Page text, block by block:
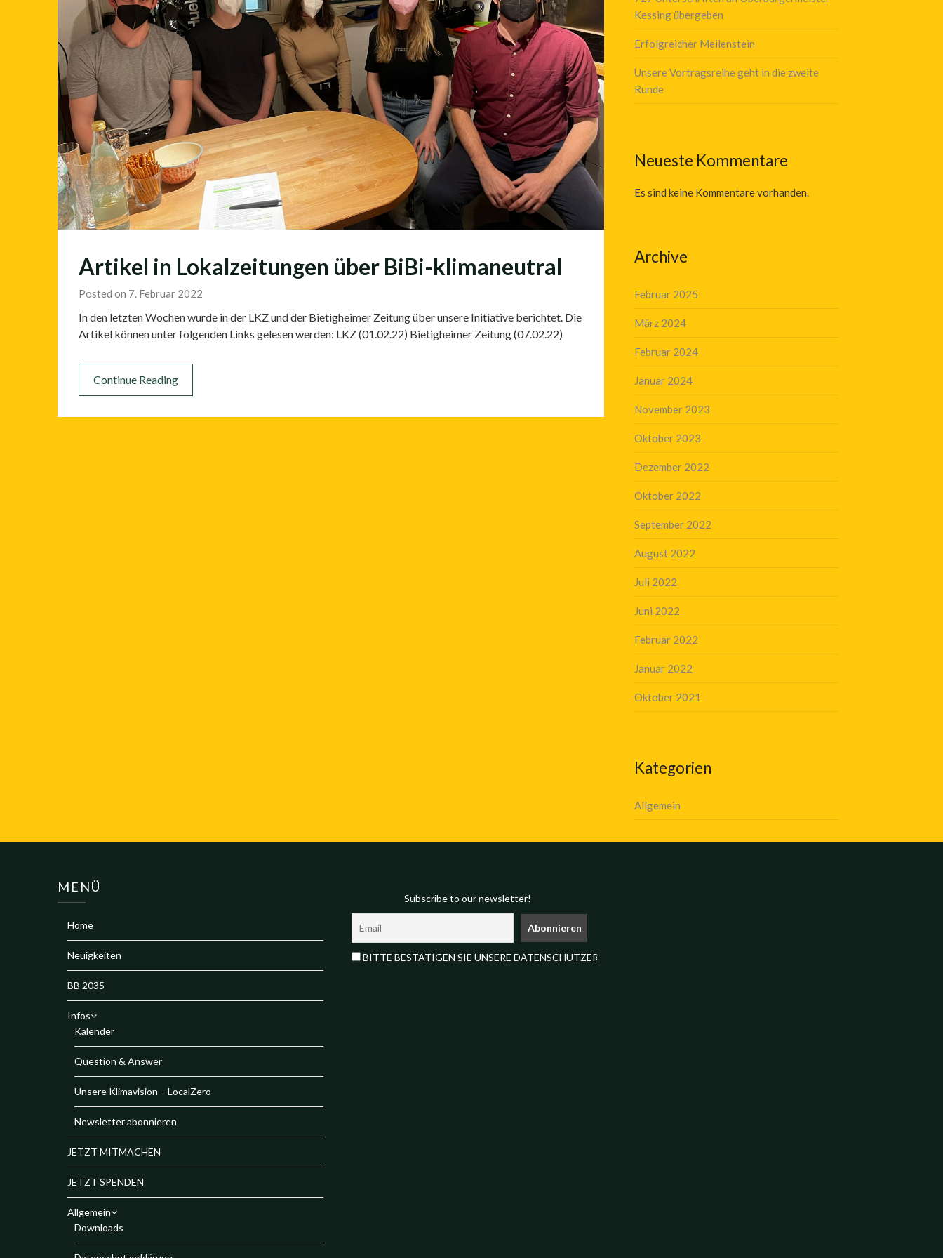
Artikel in Lokalzeitungen über BiBi-klimaneutral
Posted on 7. Februar 2022
In den letzten Wochen wurde in der LKZ und der Bietigheimer Zeitung über unsere Initiative berichtet. Die
Artikel können unter folgenden Links gelesen werden: LKZ (01.02.22) Bietigheimer Zeitung (07.02.22)
Continue Reading
Kessing übergeben
Erfolgreicher Meilenstein
Unsere Vortragsreihe geht in die zweite
Runde
Neueste Kommentare
Es sind keine Kommentare vorhanden.
Archive
Februar 2025
März 2024
Februar 2024
Januar 2024
November 2023
Oktober 2023
Dezember 2022
Oktober 2022
September 2022
August 2022
Juli 2022
Juni 2022
Februar 2022
Januar 2022
Oktober 2021
Kategorien
Allgemein
MENÜ
Home
Neuigkeiten
BB 2035
Infos
Kalender
Question & Answer
Unsere Klimavision – LocalZero
Newsletter abonnieren
JETZT MITMACHEN
JETZT SPENDEN
Allgemein
Downloads
Subscribe to our newsletter!
BITTE BESTÄTIGEN SIE UNSERE DATENSCHUTZERKLÄRUNG